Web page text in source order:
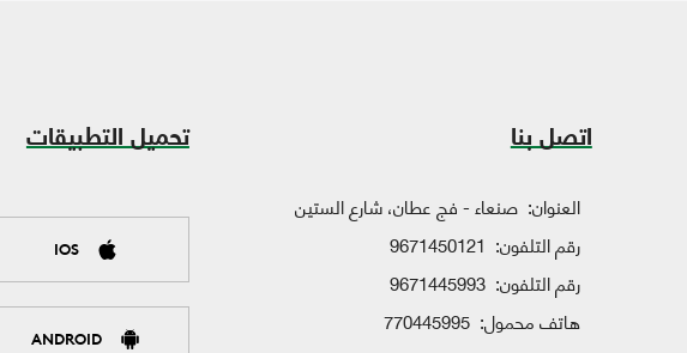
اتصل بنا
العنوان: صنعاء - فج عطان، شارع الستين
رقم التلفون: 9671450121
رقم التلفون: 9671445993
هاتف محمول: 770445995
تحميل التطبيقات
IOS
ANDROID